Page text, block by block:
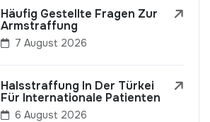
Häufig Gestellte Fragen Zur
Armstraffung
7 August 2026
Halsstraffung In Der Türkei
Für Internationale Patienten
6 August 2026